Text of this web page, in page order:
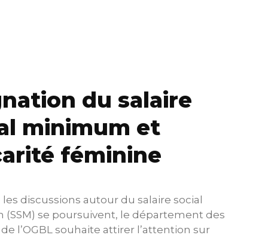
du salaire
minimum et
féminine
discussions autour du salaire social
se poursuivent, le département des
l’OGBL souhaite attirer l’attention sur